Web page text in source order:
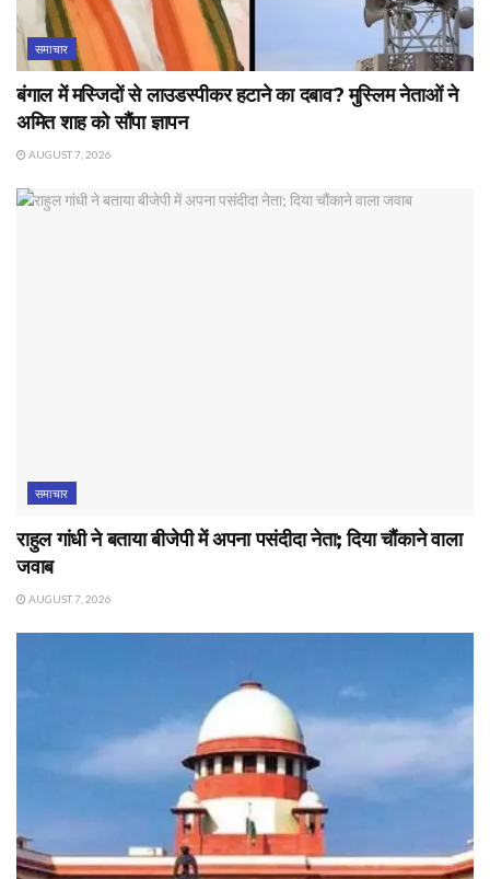
समाचार
बंगाल में मस्जिदों से लाउडस्पीकर हटाने का दबाव? मुस्लिम नेताओं ने
अमित शाह को सौंपा ज्ञापन
AUGUST 7, 2026
समाचार
राहुल गांधी ने बताया बीजेपी में अपना पसंदीदा नेता; दिया चौंकाने वाला
जवाब
AUGUST 7, 2026